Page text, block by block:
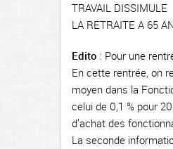
TRAVAIL DISSIMULE
LA RETRAITE A 65
Edito : Pour une
En cette rentrée, on
moyen dans la
celui de 0,1 % pour
d’achat des
La seconde